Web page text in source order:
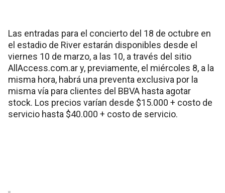
Las entradas para el concierto del 18 de octubre en
el estadio de River estarán disponibles desde el
viernes 10 de marzo, a las 10, a través del sitio
AllAccess.com.ary, previamente, el miércoles 8, a la
misma hora, habrá una preventa exclusiva por la
misma vía para clientes del BBVA hasta agotar
stock. Los precios varían desde $15.000 + costo de
servicio hasta $40.000 + costo de servicio.